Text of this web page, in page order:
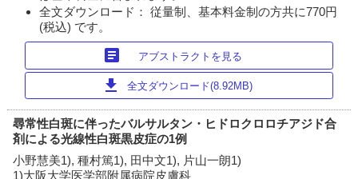
全文ダウンロード： 従量制、基本料金制の方共に770円
(税込) です。
article アブストラクトを見る
download 全文ダウンロード(8.92MB)
尋常性白斑に伴ったバルサルタン・ヒドロクロロチアジド合
剤による光線性白斑黒皮症の1例
小野慧美1), 種村篤1), 田中文1), 片山一朗1)
1)大阪大学医学部附属病院皮膚科